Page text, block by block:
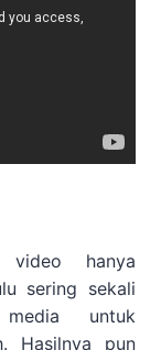
hanya
sering sekali
untuk
Hasilnya pun